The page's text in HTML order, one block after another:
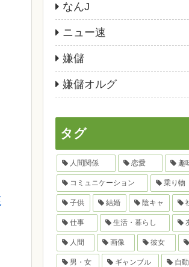
なんJ
ニュー速
嫌儲
嫌儲オルグ
タグ
人間関係 恋愛 趣
コミュニケーション 乗り物
子供 結婚 陰キャ
仕事 生活・暮らし
人間 画像 彼女
男・女 ギャンブル 自